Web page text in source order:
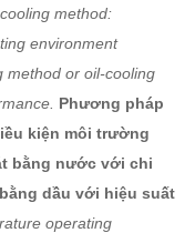
ly sốc, Khớp nối màng,
động cơ, Cảm biến
động mềm, Biến
Thiết bị giám sát hệ
dầu trên cao, v.v.
method:
environment
method or oil-cooling
Phương pháp
kiện môi trường
bằng nước với chi
dầu với hiệu suất
operating